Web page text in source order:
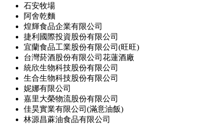
石安牧場
阿舍乾麵
煌輝食品企業有限公司
捷利國際投資股份有限公司
宜蘭食品工業股份有限公司(旺旺)
台灣菸酒股份有限公司花蓮酒廠
統欣生物科技股份有限公司
生合生物科技股份有限公司
妮娜有限公司
嘉里大榮物流股份有限公司
佳昊實業有限公司(滿意油飯)
林源昌蔴油食品有限公司